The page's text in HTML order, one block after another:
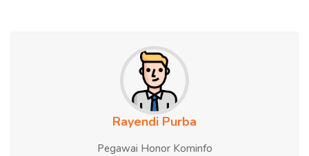
Rayendi Purba
Pegawai Honor Kominfo